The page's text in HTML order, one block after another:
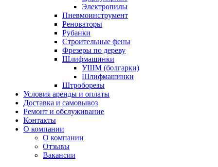
Электропилы
Пневмоинструмент
Реноваторы
Рубанки
Строительные фены
Фрезеры по дереву
Шлифмашинки
УШМ (болгарки)
Шлифмашинки
Штроборезы
Условия аренды и оплаты
Доставка и самовывоз
Ремонт и обслуживание
Контакты
О компании
О компании
Отзывы
Вакансии